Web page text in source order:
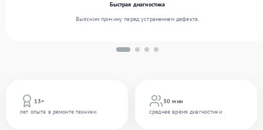
13+
лет опыта в ремонте техники
30 мин
среднее время диагностики
Быстрая диагностика
Выясним причину перед устранением дефекта.